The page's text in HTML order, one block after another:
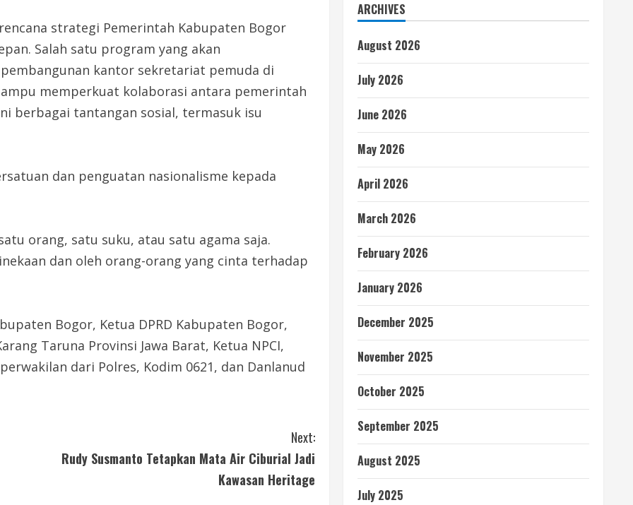
strategi Pemerintah Kabupaten Bogor
Salah satu program yang akan
kantor sekretariat pemuda di
memperkuat kolaborasi antara pemerintah
berbagai tantangan sosial, termasuk isu
dan penguatan nasionalisme kepada
orang, satu suku, atau satu agama saja.
dan oleh orang-orang yang cinta terhadap
Bogor, Ketua DPRD Kabupaten Bogor,
Taruna Provinsi Jawa Barat, Ketua NPCI,
dari Polres, Kodim 0621, dan Danlanud
Next:
Rudy Susmanto Tetapkan Mata Air Ciburial Jadi
Kawasan Heritage
ARCHIVES
August 2026
July 2026
June 2026
May 2026
April 2026
March 2026
February 2026
January 2026
December 2025
November 2025
October 2025
September 2025
August 2025
July 2025